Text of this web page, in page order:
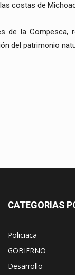
costas de
de la
del patrimonio
CATEGORIAS
Policiaca
GOBIERNO
Desarrollo